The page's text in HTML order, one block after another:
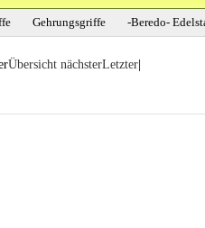
Gehrungsgriffe -Beredo-
Übersicht nächsterLetzter|